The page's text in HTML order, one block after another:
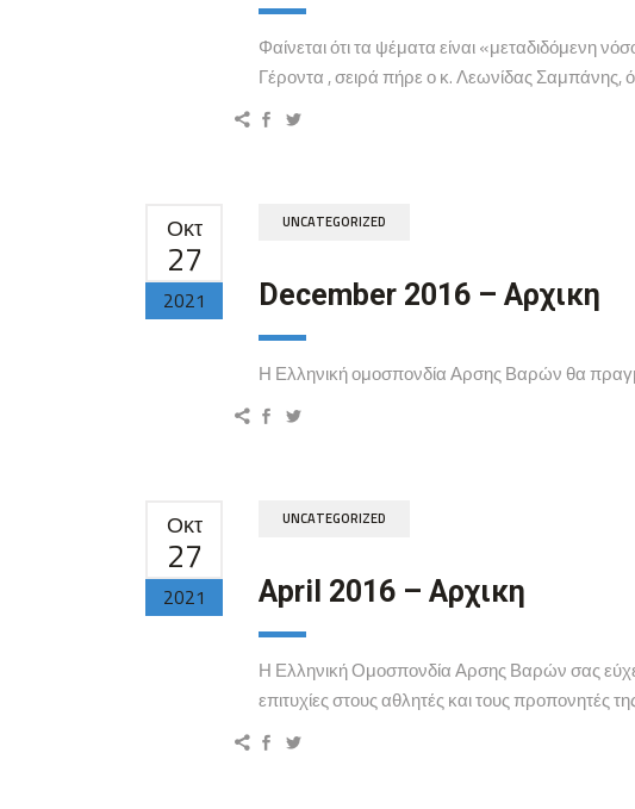
Φαίνεται ότι τα ψέματα είναι «μεταδιδόμενη
Γέροντα , σειρά πήρε ο κ. Λεωνίδας
Οκτ
27
2021
UNCATEGORIZED
December 2016 – Αρχικη
Η Ελληνική ομοσπονδία Αρσης Βαρών θα
Οκτ
27
2021
UNCATEGORIZED
April 2016 – Αρχικη
Η Ελληνική Ομοσπονδία Αρσης Βαρών σας
επιτυχίες στους αθλητές και τους προπονητές